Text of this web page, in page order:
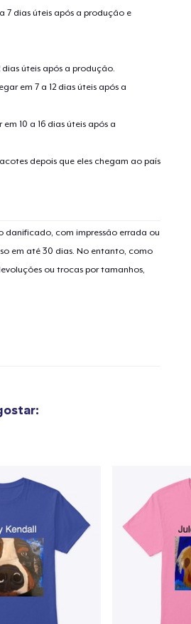
7 dias úteis após a produção e
úteis após a produção.
em 7 a 12 dias úteis após a
10 a 16 dias úteis após a
depois que eles chegam ao país
danificado, com impressão errada ou
em até 30 dias. No entanto, como
ou trocas por tamanhos,
ao
a Finalização da